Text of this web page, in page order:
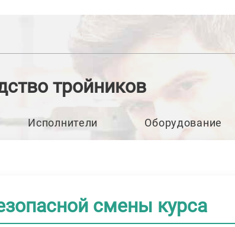
тройников
Исполнители Оборудование
смены курса